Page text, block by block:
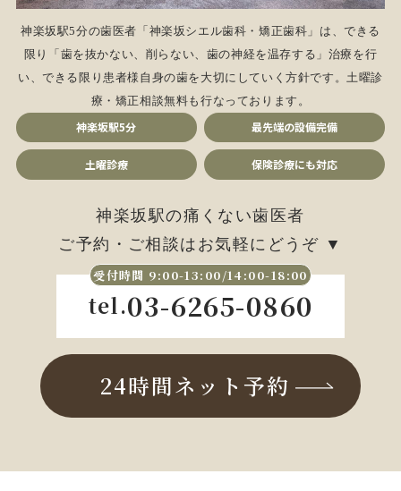
神楽坂駅5分の歯医者「神楽坂シエル歯科・矯正歯科」は、できる
限り「歯を抜かない、削らない、歯の神経を温存する」治療を行
い、できる限り患者様自身の歯を大切にしていく方針です。 土曜診
療・矯正相談無料も行なっております。
神楽坂駅5分 最先端の設備完備
土曜診療 保険診療にも対応
神楽坂駅の痛くない歯医者
ご予約・ご相談はお気軽にどうぞ ▼
受付時間 9:00-13:00/14:00-18:00
tel.03-6265-0860
24時間ネット予約